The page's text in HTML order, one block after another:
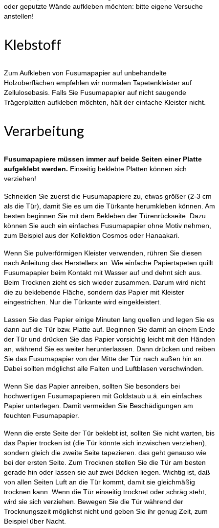
oder geputzte Wände aufkleben möchten: bitte eigene Versuche
anstellen!
Klebstoff
Zum Aufkleben von Fusumapapier auf unbehandelte
Holzoberflächen empfehlen wir normalen Tapetenkleister auf
Zellulosebasis. Falls Sie Fusumapapier auf nicht saugende
Trägerplatten aufkleben möchten, hält der einfache Kleister nicht.
Verarbeitung
Fusumapapiere müssen immer auf beide Seiten einer Platte
aufgeklebt werden. Einseitig beklebte Platten können sich
verziehen!
Schneiden Sie zuerst die Fusumapapiere zu, etwas größer (2-3 cm
als die Tür), damit Sie es um die Türkante herumkleben können. Am
besten beginnen Sie mit dem Bekleben der Türenrückseite. Dazu
können Sie auch ein einfaches Fusumapapier ohne Motiv nehmen,
zum Beispiel aus der Kollektion Cosmos oder Hanaakari.
Wenn Sie pulverförmigen Kleister verwenden, rühren Sie diesen
nach Anleitung des Herstellers an. Wie einfache Papiertapeten quillt
Fusumapapier beim Kontakt mit Wasser auf und dehnt sich aus.
Beim Trocknen zieht es sich wieder zusammen. Darum wird nicht
die zu beklebende Fläche, sondern das Papier mit Kleister
eingestrichen. Nur die Türkante wird eingekleistert.
Lassen Sie das Papier einige Minuten lang quellen und legen Sie es
dann auf die Tür bzw. Platte auf. Beginnen Sie damit an einem Ende
der Tür und drücken Sie das Papier vorsichtig leicht mit den Händen
an, während Sie es weiter herunterlassen. Dann drücken und reiben
Sie das Fusumapapier von der Mitte der Tür nach außen hin an.
Dabei sollten möglichst alle Falten und Luftblasen verschwinden.
Wenn Sie das Papier anreiben, sollten Sie besonders bei
hochwertigen Fusumapapieren mit Goldstaub u.ä. ein einfaches
Papier unterlegen. Damit vermeiden Sie Beschädigungen am
feuchten Fusumapapier.
Wenn die erste Seite der Tür beklebt ist, sollten Sie nicht warten, bis
das Papier trocken ist (die Tür könnte sich inzwischen verziehen),
sondern gleich die zweite Seite tapezieren. das geht genauso wie
bei der ersten Seite. Zum Trocknen stellen Sie die Tür am besten
gerade hin oder lassen sie auf zwei Böcken liegen. Wichtig ist, daß
von allen Seiten Luft an die Tür kommt, damit sie gleichmäßig
trocknen kann. Wenn die Tür einseitig trocknet oder schräg steht,
wird sie sich verziehen. Bewegen Sie die Tür während der
Trocknungszeit möglichst nicht und geben Sie ihr genug Zeit, zum
Beispiel über Nacht.